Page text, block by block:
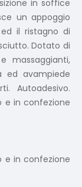
in soffice
un appoggio
il ristagno di
Dotato di
massaggianti,
ed avampiede
Autoadesivo.
e in confezione
e in confezione